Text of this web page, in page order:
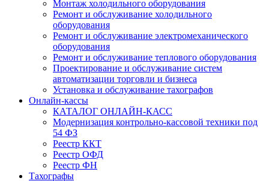
Монтаж холодильного оборудования
Ремонт и обслуживание холодильного
оборудования
Ремонт и обслуживание электромеханического
оборудования
Ремонт и обслуживание теплового оборудования
Проектирование и обслуживание систем
автоматизации торговли и бизнеса
Установка и обслуживание тахографов
Онлайн-кассы
КАТАЛОГ ОНЛАЙН-КАСС
Модернизация контрольно-кассовой техники под
54 ФЗ
Реестр ККТ
Реестр ОФД
Реестр ФН
Тахографы